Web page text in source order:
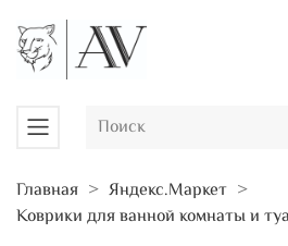
Главная
Яндекс.Маркет
Коврики для ванной комнаты и